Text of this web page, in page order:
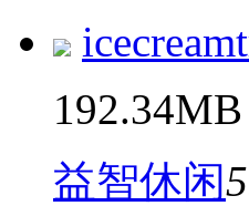
192.34MB
益智休闲